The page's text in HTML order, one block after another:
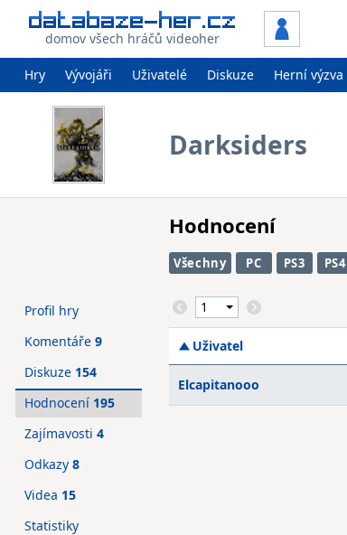
domov všech hráčů videoher
Hry Vývojáři Uživatelé Diskuze Herní výzva
Darksiders
Hodnocení
Všechny PC PS3 PS4
Uživatel
Elcapitanooo
Profil hry
Komentáře 9
Diskuze 154
Hodnocení 195
Zajímavosti 4
Odkazy 8
Videa 15
Statistiky